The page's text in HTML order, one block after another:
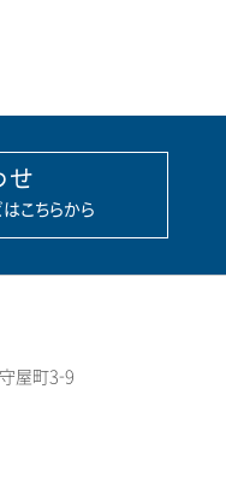
せ
こちらから
屋町3-9